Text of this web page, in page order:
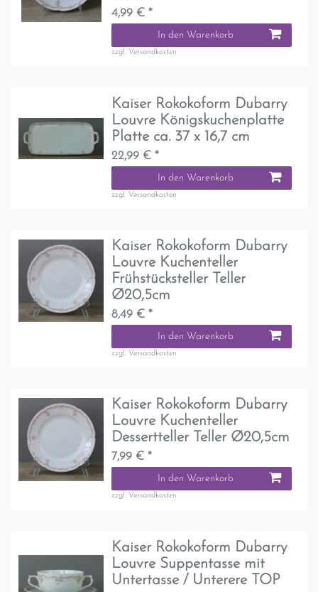
4,99 € *
In den Warenkorb
zzgl. Versandkosten
Kaiser Rokokoform Dubarry
Louvre Königskuchenplatte
Platte ca. 37 x 16,7 cm
22,99 € *
In den Warenkorb
zzgl. Versandkosten
Kaiser Rokokoform Dubarry
Louvre Kuchenteller
Frühstücksteller Teller
Ø20,5cm
8,49 € *
In den Warenkorb
zzgl. Versandkosten
Kaiser Rokokoform Dubarry
Louvre Kuchenteller
Dessertteller Teller Ø20,5cm
7,99 € *
In den Warenkorb
zzgl. Versandkosten
Kaiser Rokokoform Dubarry
Louvre Suppentasse mit
Untertasse / Unterere TOP